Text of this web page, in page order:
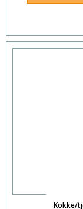
Kokke/